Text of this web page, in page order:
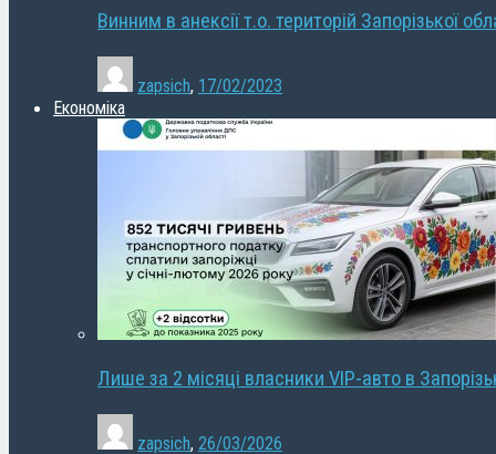
Винним в анексії т.о. територій Запорізької
zapsich, 17/02/2023
Економіка
Лише за 2 місяці власники VIP-авто в
zapsich, 26/03/2026